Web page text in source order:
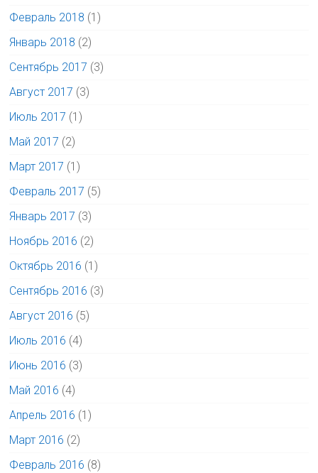
Февраль 2018 (1)
Январь 2018 (2)
Сентябрь 2017 (3)
Август 2017 (3)
Июль 2017 (1)
Май 2017 (2)
Март 2017 (1)
Февраль 2017 (5)
Январь 2017 (3)
Ноябрь 2016 (2)
Октябрь 2016 (1)
Сентябрь 2016 (3)
Август 2016 (5)
Июль 2016 (4)
Июнь 2016 (3)
Май 2016 (4)
Апрель 2016 (1)
Март 2016 (2)
Февраль 2016 (8)